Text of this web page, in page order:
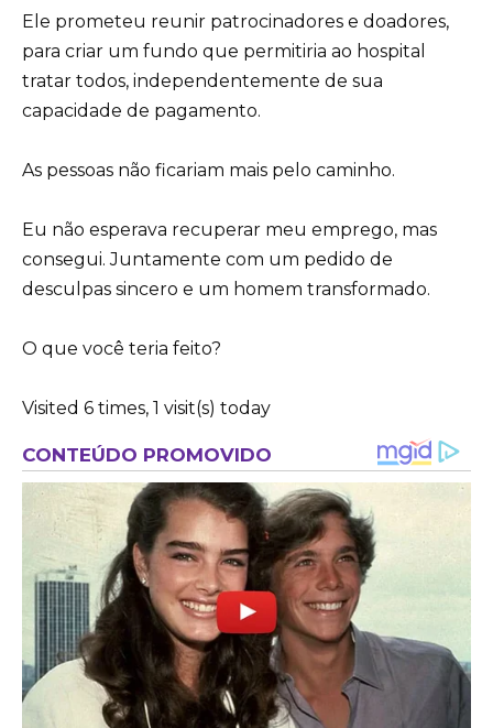
Ele prometeu reunir patrocinadores e doadores,
para criar um fundo que permitiria ao hospital
tratar todos, independentemente de sua
capacidade de pagamento.
As pessoas não ficariam mais pelo caminho.
Eu não esperava recuperar meu emprego, mas
consegui. Juntamente com um pedido de
desculpas sincero e um homem transformado.
O que você teria feito?
Visited 6 times, 1 visit(s) today